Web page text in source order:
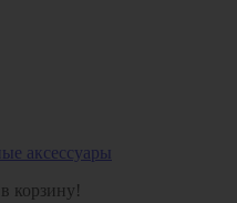
аксессуары
корзину!